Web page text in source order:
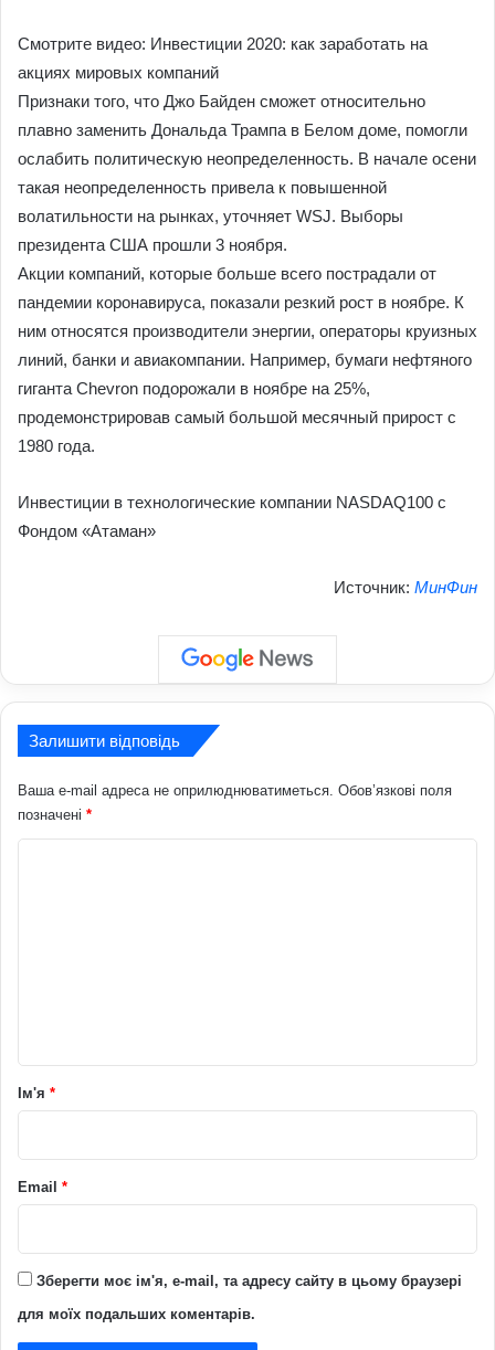
Смотрите видео: Инвестиции 2020: как заработать на
акциях мировых компаний
Признаки того, что Джо Байден сможет относительно
плавно заменить Дональда Трампа в Белом доме, помогли
ослабить политическую неопределенность. В начале осени
такая неопределенность привела к повышенной
волатильности на рынках, уточняет WSJ. Выборы
президента США прошли 3 ноября.
Акции компаний, которые больше всего пострадали от
пандемии коронавируса, показали резкий рост в ноябре. К
ним относятся производители энергии, операторы круизных
линий, банки и авиакомпании. Например, бумаги нефтяного
гиганта Chevron подорожали в ноябре на 25%,
продемонстрировав самый большой месячный прирост с
1980 года.
Инвестиции в технологические компании NASDAQ100 с
Фондом «Атаман»
Источник: МинФин
Залишити відповідь
Ваша e-mail адреса не оприлюднюватиметься. Обов’язкові поля
позначені *
рІм'я *
Email *
Зберегти моє ім'я, e-mail, та адресу сайту в цьому браузері
для моїх подальших коментарів.